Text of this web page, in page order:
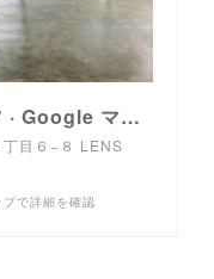
株式会社レンズアソシエイツ · Google マップで詳細を確認
目６−８ LENS
で詳細を確認